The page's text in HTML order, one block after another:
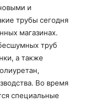
и
трубы сегодня
магазинах.
труб
а также
Во время
специальные